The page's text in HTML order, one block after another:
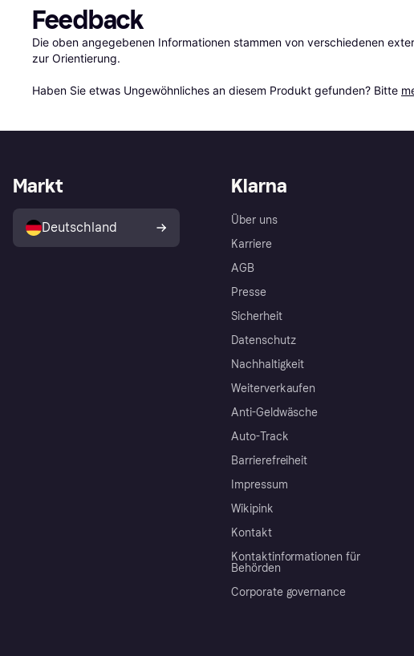
Feedback
Die oben angegebenen Informationen stammen von verschiedenen
zur Orientierung.
Haben Sie etwas Ungewöhnliches an diesem Produkt gefunden? Bitte
Klarna
Über uns
Karriere
AGB
Presse
Sicherheit
Datenschutz
Nachhaltigkeit
Weiterverkaufen
Anti-Geldwäsche
Auto-Track
Barrierefreiheit
Impressum
Wikipink
Kontakt
Kontaktinformationen für
Behörden
Corporate governance
Markt
Deutschland